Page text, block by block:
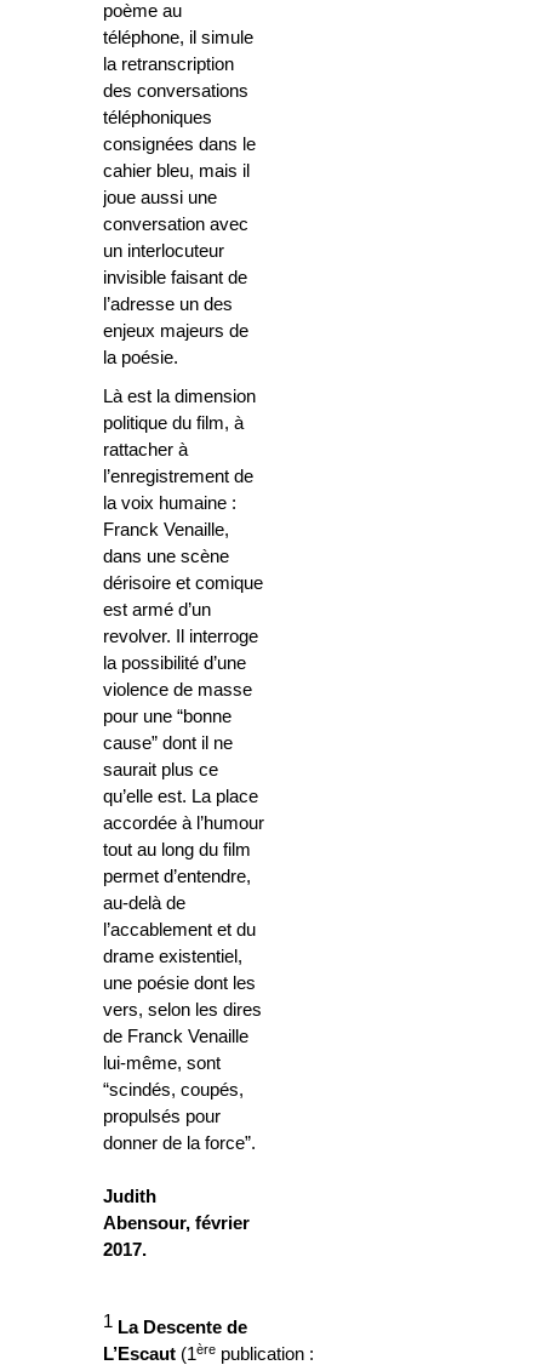
poème au
téléphone, il simule
la retranscription
des conversations
téléphoniques
consignées dans le
cahier bleu, mais il
joue aussi une
conversation avec
un interlocuteur
invisible faisant de
l’adresse un des
enjeux majeurs de
la poésie.
Là est la dimension
politique du film, à
rattacher à
l’enregistrement de
la voix humaine :
Franck Venaille,
dans une scène
dérisoire et comique
est armé d’un
revolver. Il interroge
la possibilité d’une
violence de masse
pour une “bonne
cause” dont il ne
saurait plus ce
qu’elle est. La place
accordée à l’humour
tout au long du film
permet d’entendre,
au-delà de
l’accablement et du
drame existentiel,
une poésie dont les
vers, selon les dires
de Franck Venaille
lui-même, sont
“scindés, coupés,
propulsés pour
donner de la force”.
Judith
Abensour, février
2017.
1 La Descente de
L’Escaut (1ère publication :